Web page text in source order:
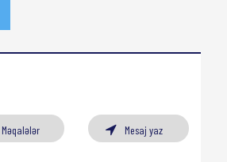
Məqalələr Mesaj yaz